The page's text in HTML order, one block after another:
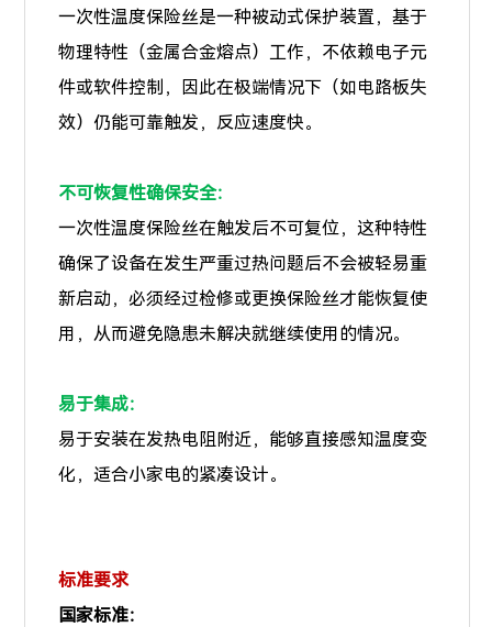
一次性温度保险丝是一种被动式保护装置，基于
物理特性（金属合金熔点）工作，不依赖电子元
件或软件控制，因此在极端情况下（如电路板失
效）仍能可靠触发，反应速度快。
不可恢复性确保安全：
一次性温度保险丝在触发后不可复位，这种特性
确保了设备在发生严重过热问题后不会被轻易重
新启动，必须经过检修或更换保险丝才能恢复使
用，从而避免隐患未解决就继续使用的情况。
易于集成：
易于安装在发热电阻附近，能够直接感知温度变
化，适合小家电的紧凑设计。
标准要求
国家标准：